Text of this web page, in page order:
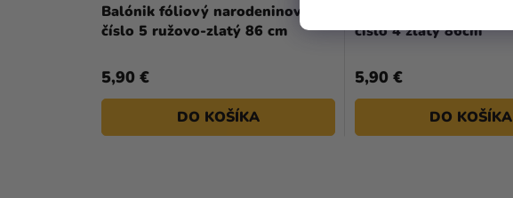
Balónik fóliový narodeninové
číslo 5 ružovo-zlatý 86 cm
5,90 €
DO KOŠÍKA
číslo 4 zlatý 86cm
5,90 €
DO KOŠÍKA